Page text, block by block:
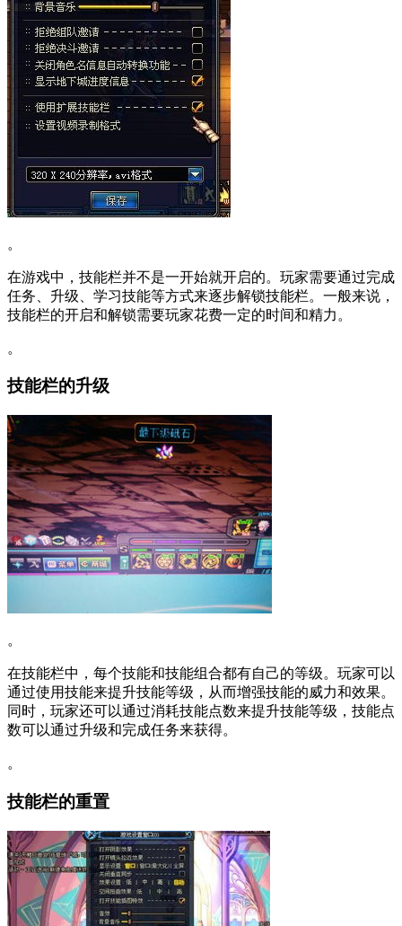
。
在游戏中，技能栏并不是一开始就开启的。玩家需要通过完成
任务、升级、学习技能等方式来逐步解锁技能栏。一般来说，
技能栏的开启和解锁需要玩家花费一定的时间和精力。
。
技能栏的升级
。
在技能栏中，每个技能和技能组合都有自己的等级。玩家可以
通过使用技能来提升技能等级，从而增强技能的威力和效果。
同时，玩家还可以通过消耗技能点数来提升技能等级，技能点
数可以通过升级和完成任务来获得。
。
技能栏的重置